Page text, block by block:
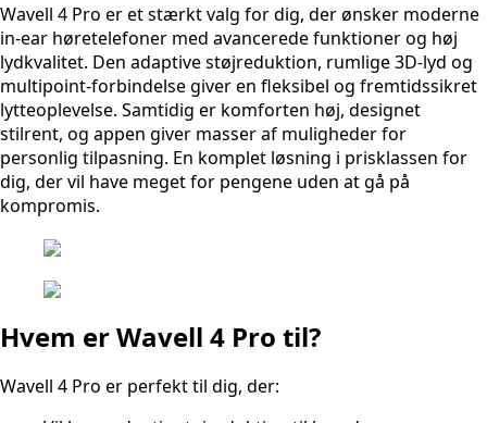
Wavell 4 Pro er et stærkt valg for dig, der ønsker moderne
in-ear høretelefoner med avancerede funktioner og høj
lydkvalitet. Den adaptive støjreduktion, rumlige 3D-lyd og
multipoint-forbindelse giver en fleksibel og fremtidssikret
lytteoplevelse. Samtidig er komforten høj, designet
stilrent, og appen giver masser af muligheder for
personlig tilpasning. En komplet løsning i prisklassen for
dig, der vil have meget for pengene uden at gå på
kompromis.
Hvem er Wavell 4 Pro til?
Wavell 4 Pro er perfekt til dig, der: